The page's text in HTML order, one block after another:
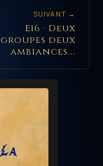
SUIVANT →
E16 · Deux
groupes deux
ambiances...